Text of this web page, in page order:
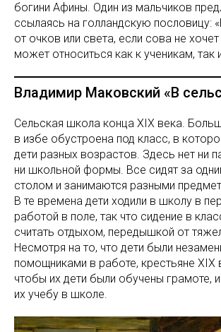
богини Афины. Один из мальчиков
ссылаясь на голландскую пословицу:
от очков или света, если сова не
может относиться как к ученикам, так
Владимир Маковский «В
Сельская школа конца XIX века.
в избе обустроена под класс, в
дети разных возрастов. Здесь нет ни
ни школьной формы. Все сидят за
столом и занимаются разными
В те времена дети ходили в школу в
работой в поле, так что сидение в
считать отдыхом, передышкой от
Несмотря на то, что дети были
помощниками в работе, крестьяне XIX
чтобы их дети были обучены грамоте,
их учебу в школе.